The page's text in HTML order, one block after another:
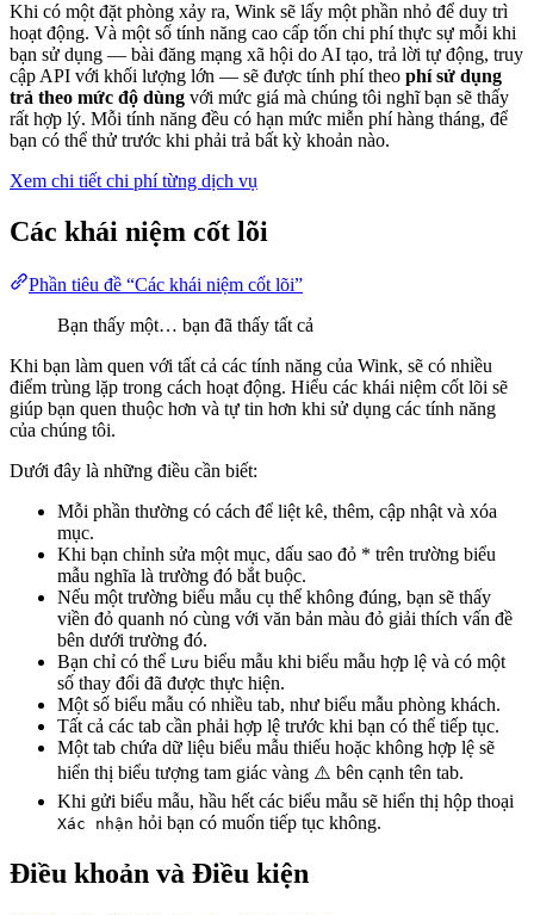
Khi có một đặt phòng xảy ra, Wink sẽ lấy một phần nhỏ để duy trì
hoạt động. Và một số tính năng cao cấp tốn chi phí thực sự mỗi khi
bạn sử dụng — bài đăng mạng xã hội do AI tạo, trả lời tự động, truy
cập API với khối lượng lớn — sẽ được tính phí theo phí sử dụng
trả theo mức độ dùng với mức giá mà chúng tôi nghĩ bạn sẽ thấy
rất hợp lý. Mỗi tính năng đều có hạn mức miễn phí hàng tháng, để
bạn có thể thử trước khi phải trả bất kỳ khoản nào.
Xem chi tiết chi phí từng dịch vụ
Các khái niệm cốt lõi
Phần tiêu đề “Các khái niệm cốt lõi”
Bạn thấy một… bạn đã thấy tất cả
Khi bạn làm quen với tất cả các tính năng của Wink, sẽ có nhiều
điểm trùng lặp trong cách hoạt động. Hiểu các khái niệm cốt lõi sẽ
giúp bạn quen thuộc hơn và tự tin hơn khi sử dụng các tính năng
của chúng tôi.
Dưới đây là những điều cần biết:
Mỗi phần thường có cách để liệt kê, thêm, cập nhật và xóa
mục.
Khi bạn chỉnh sửa một mục, dấu sao đỏ * trên trường biểu
mẫu nghĩa là trường đó bắt buộc.
Nếu một trường biểu mẫu cụ thể không đúng, bạn sẽ thấy
viền đỏ quanh nó cùng với văn bản màu đỏ giải thích vấn đề
bên dưới trường đó.
Bạn chỉ có thể Lưu biểu mẫu khi biểu mẫu hợp lệ và có một
số thay đổi đã được thực hiện.
Một số biểu mẫu có nhiều tab, như biểu mẫu phòng khách.
Tất cả các tab cần phải hợp lệ trước khi bạn có thể tiếp tục.
Một tab chứa dữ liệu biểu mẫu thiếu hoặc không hợp lệ sẽ
hiển thị biểu tượng tam giác vàng ⚠️ bên cạnh tên tab.
Khi gửi biểu mẫu, hầu hết các biểu mẫu sẽ hiển thị hộp thoại
Xác nhận hỏi bạn có muốn tiếp tục không.
Điều khoản và Điều kiện